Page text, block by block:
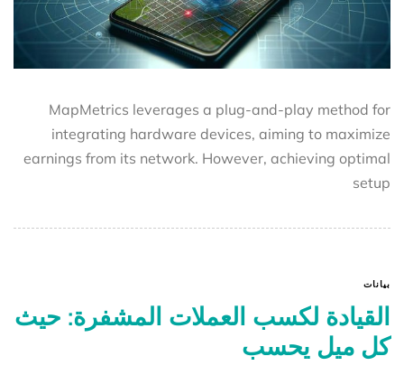
MapMetrics leverages a plug-and-play method for
integrating hardware devices, aiming to maximize
earnings from its network. However, achieving optimal
setup
بيانات
القيادة لكسب العملات المشفرة: حيث
كل ميل يحسب